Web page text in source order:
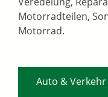
Motorradteilen,
Motorrad.
Auto & Verkehr